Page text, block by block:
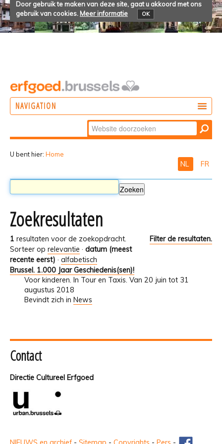
Door gebruik te maken van deze site, gaat u akkoord met ons
gebruik van cookies. Meer informatie OK
NAVIGATION
Zoek
Geavanceerd
U bent hier: Home
NL FR
Zoekresultaten
1 resultaten voor de zoekopdracht.
Filter de resultaten.
Sorteer op relevantie · datum (meest
recente eerst) · alfabetisch
Brussel. 1.000 Jaar Geschiedenis(sen)!
Voor kinderen. In Tour en Taxis. Van 20 juin tot 31
augustus 2018
Bevindt zich in News
Contact
Directie Cultureel Erfgoed